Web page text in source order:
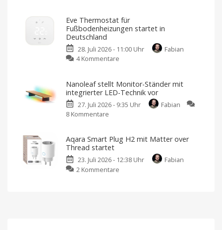
der
Mittelklasse
Wischt
Home
Zentrale
Matter
1.5
Apple
oder
Google
Eve Thermostat für
Fußbodenheizungen startet in
Deutschland
28. Juli 2026 - 11:00 Uhr
Fabian
4 Kommentare
für
Fußbodenheizungen
startet
Matter
Nanoleaf stellt Monitor-Ständer mit
integrierter LED-Technik vor
27. Juli 2026 - 9:35 Uhr
Fabian
8 Kommentare
Monitor-
Ständer
mit
integrierter
Aqara Smart Plug H2 mit Matter over
Thread startet
23. Juli 2026 - 12:38 Uhr
Fabian
2 Kommentare